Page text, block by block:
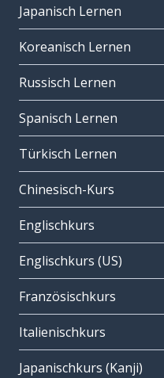
Japanisch Lernen
Koreanisch Lernen
Russisch Lernen
Spanisch Lernen
Türkisch Lernen
Chinesisch-Kurs
Englischkurs
Englischkurs (US)
Französischkurs
Italienischkurs
Japanischkurs (Kanji)